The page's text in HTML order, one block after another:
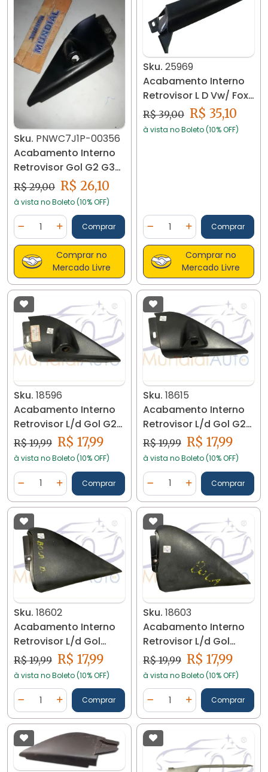
Sku. PNWC7J1P-00356
Acabamento Interno
Retrovisor Gol G2 G3
G4 LG Esq S5027513
R$ 29,00 R$ 26,10
à vista no Boleto (10% OFF)
Diminuir Quantidade
Quantidade
Adicionar Quantidade
Comprar
Comprar no
Mercado Livre
Sku. 25969
Acabamento Interno
Retrovisor L D Vw/ Fox
Spacefox 25969
R$ 39,00 R$ 35,10
à vista no Boleto (10% OFF)
Diminuir Quantidade
Quantidade
AdicionarComprar
Comprar no
Mercado Livre
Sku. 18596
Acabamento Interno
Retrovisor L/d Gol G2
G3 G4 18596
R$ 19,99 R$ 17,99
à vista no Boleto (10% OFF)
Diminuir Quantidade
Quantidade
Adicionar Quantidade
Comprar
Sku. 18615
Acabamento Interno
Retrovisor L/d Gol G2
G3 G4 18615
R$ 19,99 R$ 17,99
à vista no Boleto (10% OFF)
Diminuir Quantidade
Quantidade
AdicionarComprar
Sku. 18602
Acabamento Interno
Retrovisor L/d Gol
G2/g3/g4 18602
R$ 19,99 R$ 17,99
à vista no Boleto (10% OFF)
Diminuir Quantidade
Quantidade
Adicionar Quantidade
Comprar
Sku. 18603
Acabamento Interno
Retrovisor L/d Gol
G2/g3/g4 18603
R$ 19,99 R$ 17,99
à vista no Boleto (10% OFF)
Diminuir Quantidade
Quantidade
AdicionarComprar